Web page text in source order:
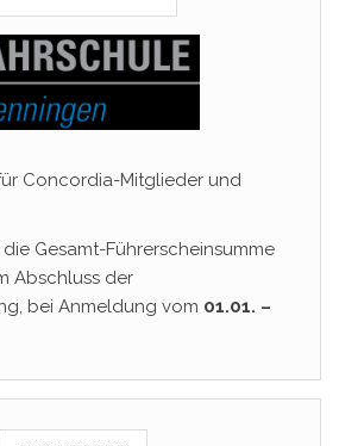
Concordia-Mitglieder und
Gesamt-Führerscheinsumme
Abschluss der
bei Anmeldung vom 01.01. –